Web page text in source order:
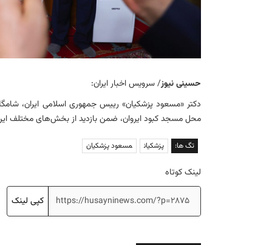
حسینی نیوز/ سرویس اخبار ایران:
محل مسجد کبود ایروان، ضمن بازدید از بخش‌های مختلف این
تگ ها: پزشکیان مسعود پزشکیان
لینک کوتاه
کپی لینک